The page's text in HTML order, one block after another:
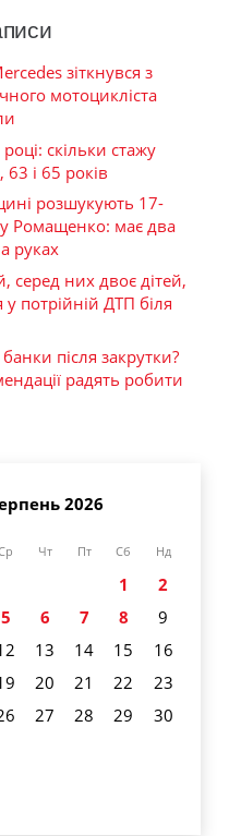
зіткнувся з
мотоцикліста
скільки стажу
63 і 65 років
розшукують 17-
Ромащенко: має два
руках
серед них двоє дітей,
потрійній ДТП біля
після закрутки?
радять робити
2026
Чт Пт Сб Нд
1
2
5 6 7 8
9
13 14 15
16
20 21 22
23
27 28 29
30